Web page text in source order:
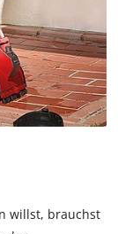
willst, brauchst